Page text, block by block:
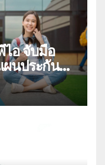
ไอ จับมือ
ผนประกัน
ดับความ
-อุบัติเหตุ
นเลือกได้ 3-